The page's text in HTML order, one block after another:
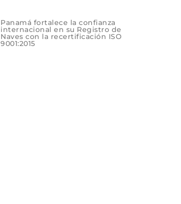
Panamá fortalece la confianza
internacional en su Registro de
Naves con la recertificación ISO
9001:2015